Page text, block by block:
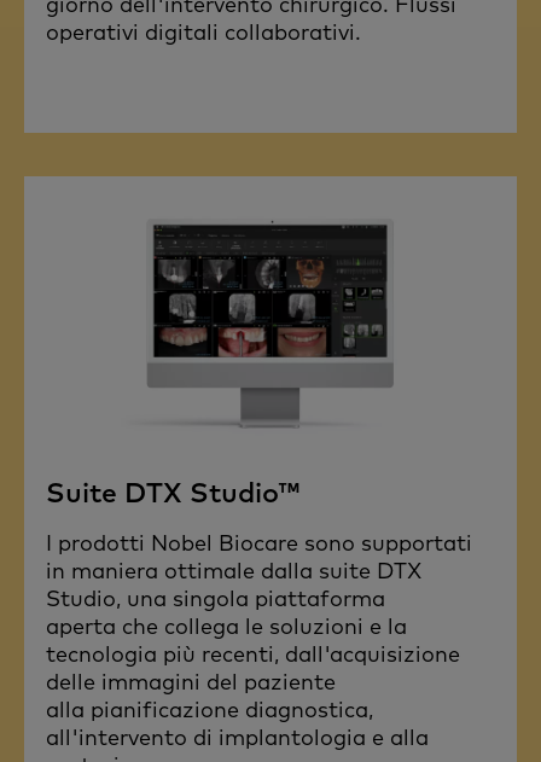
operativi digitali collaborativi.
Suite DTX Studio™
I prodotti Nobel Biocare sono supportati
in maniera ottimale dalla suite DTX
Studio, una singola piattaforma
aperta che collega le soluzioni e la
tecnologia più recenti, dall'acquisizione
delle immagini del paziente
alla pianificazione diagnostica,
all'intervento di implantologia e alla